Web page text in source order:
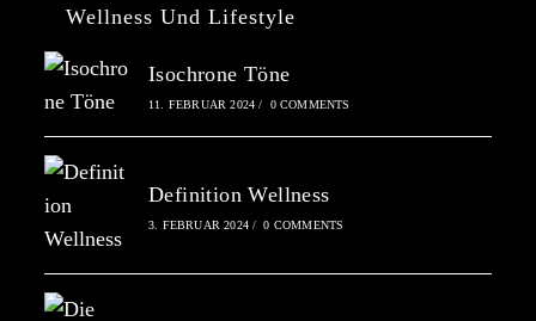
Wellness Und Lifestyle
Isochrone Töne
11. FEBRUAR 2024 / 0 COMMENTS
Definition Wellness
3. FEBRUAR 2024 / 0 COMMENTS